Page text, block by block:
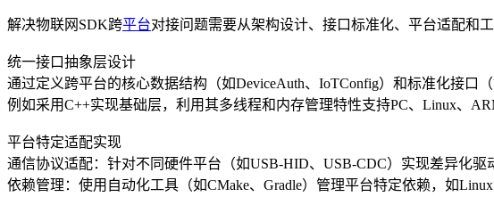
解决物联网SDK跨平台对接问题需要从架构设计、接口标准化、平台适配和
统一接口抽象层设计
通过定义跨平台的核心数据结构（如DeviceAuth、IoTConfig）和标准化接口
例如采用C++实现基础层，利用其多线程和内存管理特性支持PC、Linux、
平台特定适配实现
通信协议适配‌：针对不同硬件平台（如USB-HID、USB-CDC）实现差异化
依赖管理‌：使用自动化工具（如CMake、Gradle）管理平台特定依赖，如